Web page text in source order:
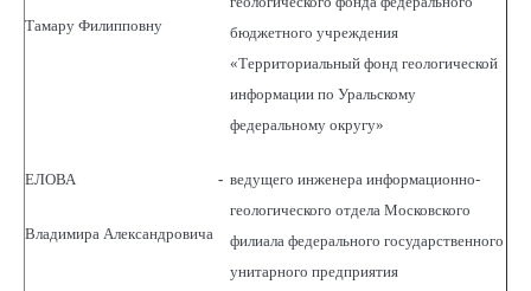
Тамару Филипповну
бюджетного учреждения
«Территориальный фонд геологической
информации по Уральскому
федеральному округу»
ЕЛОВА
Владимира Александровича
- ведущего инженера информационно-
геологического отдела Московского
филиала федерального государственного
унитарного предприятия